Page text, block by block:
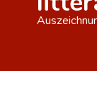
Häufige